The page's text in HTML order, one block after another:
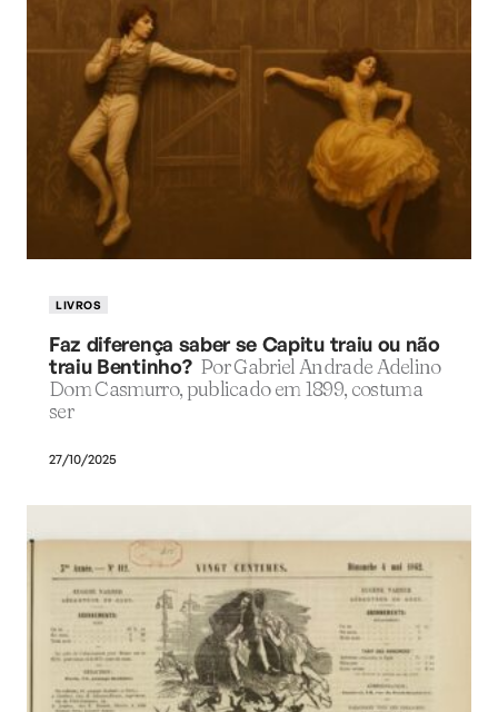
LIVROS
Faz diferença saber se Capitu traiu ou não
traiu Bentinho? Por Gabriel Andrade Adelino
Dom Casmurro, publicado em 1899, costuma
ser
27/10/2025